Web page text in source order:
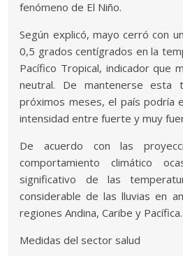
fenómeno de El Niño.
Según explicó, mayo cerró con
0,5 grados centígrados en la
Pacífico Tropical, indicador que
neutral. De mantenerse esta
próximos meses, el país podría
intensidad entre fuerte y muy
De acuerdo con las
comportamiento climático
significativo de las
considerable de las lluvias en
regiones Andina, Caribe y Pacífica.
Medidas del sector salud